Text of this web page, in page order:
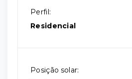
Perfil:
Residencial
Posição solar: